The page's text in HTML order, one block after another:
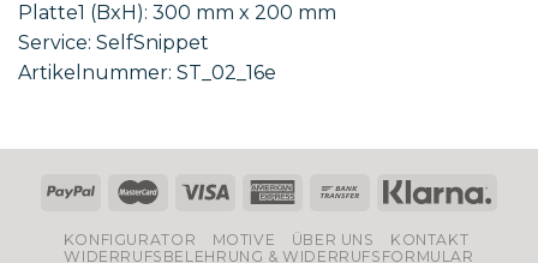
Platte1 (BxH): 300 mm x 200 mm
Service: SelfSnippet
Artikelnummer: ST_02_16e
KONFIGURATOR MOTIVE ÜBER UNS
KONTAKT
WIDERRUFSBELEHRUNG & WIDERRUFSFORMULAR